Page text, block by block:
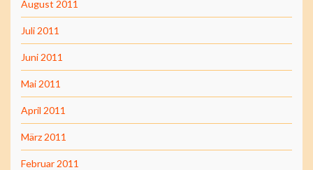
August 2011
Juli 2011
Juni 2011
Mai 2011
April 2011
März 2011
Februar 2011